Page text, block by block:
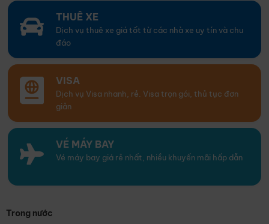
THUÊ XE
Dịch vụ thuê xe giá tốt từ các nhà xe uy tín và chu
đáo
VISA
Dịch vụ Visa nhanh, rẻ. Visa trọn gói, thủ tục đơn
giản
VÉ MÁY BAY
Vé máy bay giá rẻ nhất, nhiều khuyến mãi hấp dẫn
Trong nước